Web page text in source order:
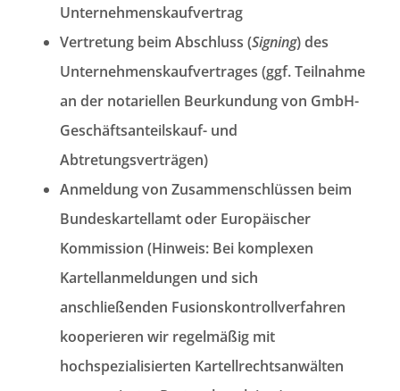
Unternehmenskaufvertrag
Vertretung beim Abschluss (Signing) des
Unternehmenskaufvertrages (ggf. Teilnahme
an der notariellen Beurkundung von GmbH-
Geschäftsanteilskauf- und
Abtretungsverträgen)
Anmeldung von Zusammenschlüssen beim
Bundeskartellamt oder Europäischer
Kommission (Hinweis: Bei komplexen
Kartellanmeldungen und sich
anschließenden Fusionskontrollverfahren
kooperieren wir regelmäßig mit
hochspezialisierten Kartellrechtsanwälten